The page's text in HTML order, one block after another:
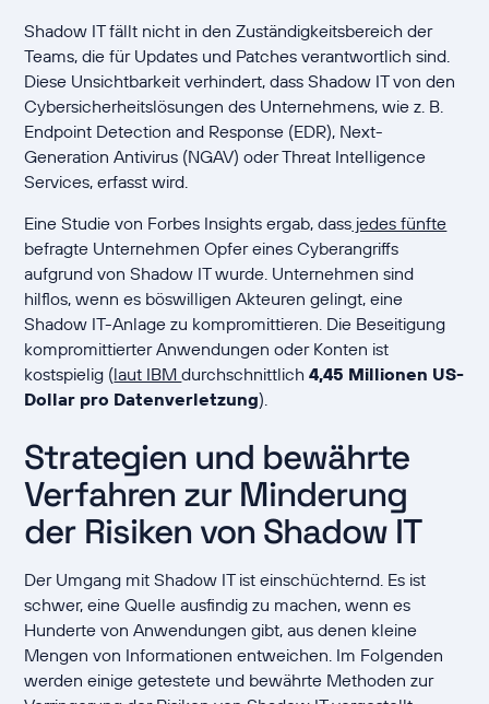
Shadow IT fällt nicht in den Zuständigkeitsbereich der
Teams, die für Updates und Patches verantwortlich sind.
Diese Unsichtbarkeit verhindert, dass Shadow IT von den
Cybersicherheitslösungen des Unternehmens, wie z. B.
Endpoint Detection and Response (EDR), Next-
Generation Antivirus (NGAV) oder Threat Intelligence
Services, erfasst wird.
Eine Studie von Forbes Insights ergab, dass jedes fünfte
befragte Unternehmen Opfer eines Cyberangriffs
aufgrund von Shadow IT wurde. Unternehmen sind
hilflos, wenn es böswilligen Akteuren gelingt, eine
Shadow IT-Anlage zu kompromittieren. Die Beseitigung
kompromittierter Anwendungen oder Konten ist
kostspielig (laut IBMdurchschnittlich4,45 Millionen US-
Dollar pro Datenverletzung).
Strategien und bewährte
Verfahren zur Minderung
der Risiken von Shadow IT
Der Umgang mit Shadow IT ist einschüchternd. Es ist
schwer, eine Quelle ausfindig zu machen, wenn es
Hunderte von Anwendungen gibt, aus denen kleine
Mengen von Informationen entweichen. Im Folgenden
werden einige getestete und bewährte Methoden zur